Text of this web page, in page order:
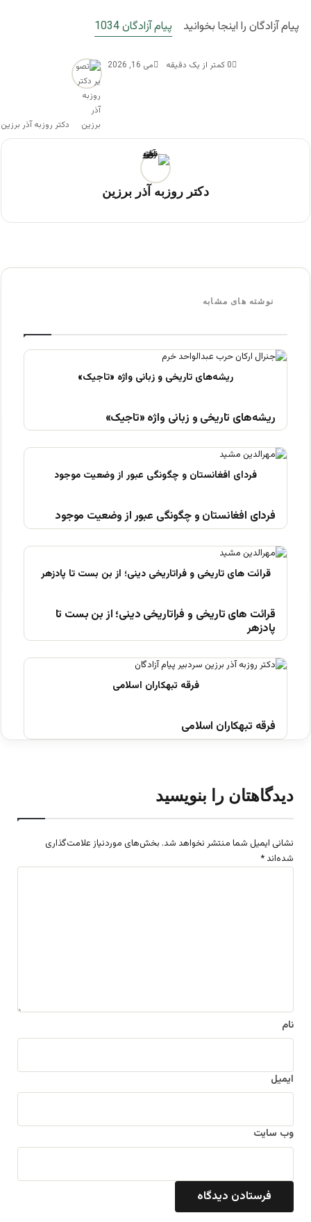
پیام آزادگان را اینجا بخوانید پیام آزادگان 1034
دکتر روزبه آذر برزین
می 16, 2026 0 کمتر از یک دقیقه
دکتر روزبه آذر برزین
نوشته های مشابه
ریشه‌های تاریخی و زبانی واژه «تاجیک»
فردای افغانستان و چگونگی عبور از وضعیت موجود
قرائت های تاریخی و فراتاریخی دینی؛ از بن بست تا
پادزهر
فرقه تبهکاران اسلامی
دیدگاهتان را بنویسید
نشانی ایمیل شما منتشر نخواهد شد. بخش‌های موردنیاز علامت‌گذاری
شده‌اند *
نام
ایمیل
وب‌ سایت